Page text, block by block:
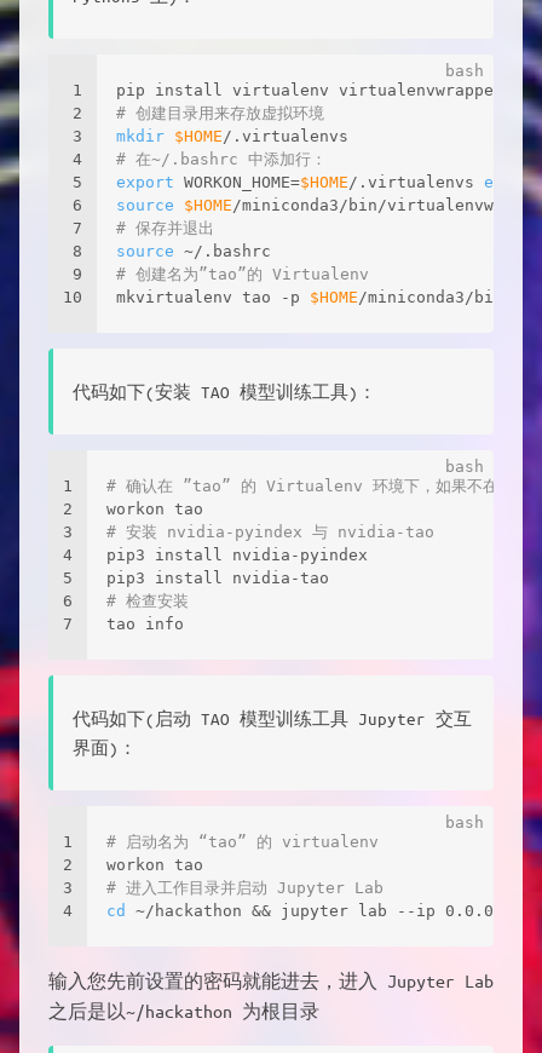
1
2
3
4
5
6
7
8
9
10
pip install virtualenv virtualenvwrapper
# 创建目录用来存放虚拟环境
mkdir $HOME/.virtualenvs
# 在~/.bashrc 中添加行：
export WORKON_HOME=$HOME/.virtualenvs export
source
$HOME/miniconda3/bin/
# 保存并退出
source ~/.bashrc
# 创建名为”tao”的 Virtualenv
mkvirtualenv tao -p $HOME/miniconda3/bin/
代码如下(安装 TAO 模型训练工具)：
1
2
3
4
5
6
7
# 确认在 ”tao” 的 Virtualenv 环境下，如果不在的话
workon tao
# 安装 nvidia-pyindex 与 nvidia-tao
pip3 install nvidia-pyindex
pip3 install nvidia-tao
# 检查安装
tao info
代码如下(启动 TAO 模型训练工具 Jupyter 交互
界面)：
1
2
3
4
# 启动名为 “tao” 的 virtualenv
workon tao
# 进入工作目录并启动 Jupyter Lab
cd
~/hackathon && jupyter lab --ip 0.0.0.0
输入您先前设置的密码就能进去，进入 Jupyter Lab
之后是以~/hackathon 为根目录